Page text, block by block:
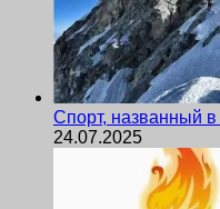
Спорт, названный
24.07.2025